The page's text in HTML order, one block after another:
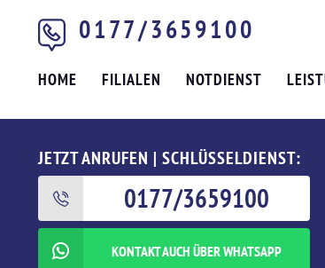
0177/3659100
HOME FILIALEN NOTDIENST
JETZT ANRUFEN | SCHLÜSSELDIENST:
0177/3659100
KONTAKT AUCH ÜBER WHATSAPP